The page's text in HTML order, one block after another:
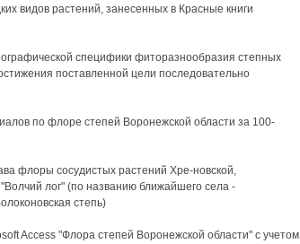
видов растений, занесенных в Красные книги
специфики фиторазнообразия степных
поставленной цели последовательно
по флоре степей Воронежской области за 100-
флоры сосудистых растений Хре-новской,
лог" (по названию ближайшего села -
степь)
Access "Флора степей Воронежской области" с учетом